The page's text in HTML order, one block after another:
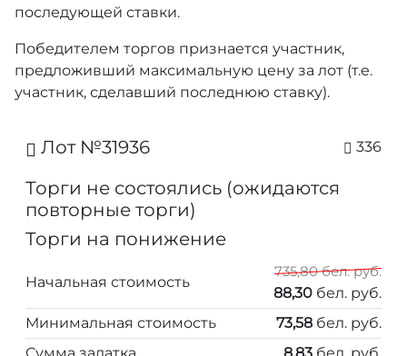
последующей ставки.
Победителем торгов признается участник,
предложивший максимальную цену за лот (т.е.
участник, сделавший последнюю ставку).
Лот №31936 336
Торги не состоялись (ожидаются
повторные торги)
Торги на понижение
Начальная стоимость
735,80 бел. руб.
88,30 бел. руб.
Минимальная стоимость
73,58 бел. руб.
Сумма задатка
8,83 бел. руб.